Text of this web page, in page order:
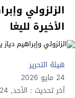
الزلزولي
الأخيرة لليغا
هيئة التحرير
24 مايو 2026
آخر تحديث : الأحد, 24 مايو, 2026 - 2:33 مساءً